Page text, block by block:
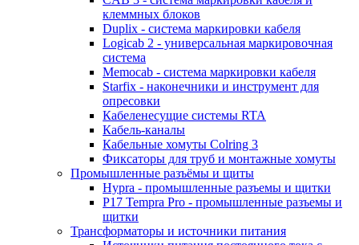
клеммных блоков
Duplix - система маркировки кабеля
Logicab 2 - универсальная маркировочная
система
Memocab - система маркировки кабеля
Starfix - наконечники и инструмент для
опресовки
Кабеленесущие системы RTA
Кабель-каналы
Кабельные хомуты Colring 3
Фиксаторы для труб и монтажные хомуты
Промышленные разъёмы и щиты
Hypra - промышленные разъемы и щитки
P17 Tempra Pro - промышленные разъемы и
щитки
Трансформаторы и источники питания